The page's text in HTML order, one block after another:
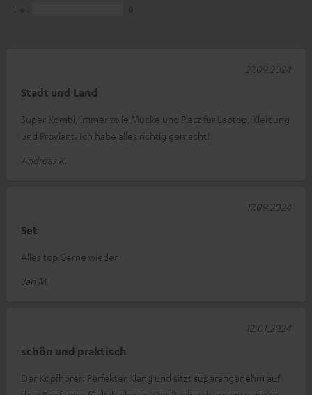
Stadt und Land
Super Kombi, immer tolle Mucke und Platz für Laptop, Kleidung
und Proviant. Ich habe alles richtig gemacht!
Andreas K.
27.09.2024
Set
Alles top Gerne wieder
Jan M.
17.09.2024
schön und praktisch
Der Kopfhörer: Perfekter Klang und sitzt superangenehm auf
12.01.2024